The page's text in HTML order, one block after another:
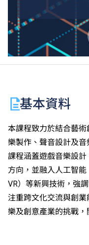
基本資料
本課程致力於結合藝
樂製作、聲音設計及音
課程涵蓋遊戲音樂設
方向，並融入人工智
VR）等新興技術，強
注重跨文化交流與創
樂及創意產業的挑戰，